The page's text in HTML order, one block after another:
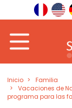
Inicio
Familia
Vacaciones de
programa para las